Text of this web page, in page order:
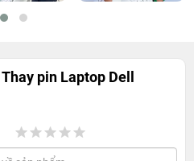
Thay pin Laptop Dell